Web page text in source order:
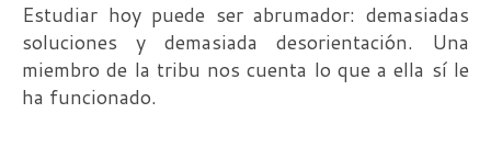
Estudiar hoy puede ser abrumador: demasiadas
soluciones y demasiada desorientación. Una
miembro de la tribu nos cuenta lo que a ella sí le
ha funcionado.